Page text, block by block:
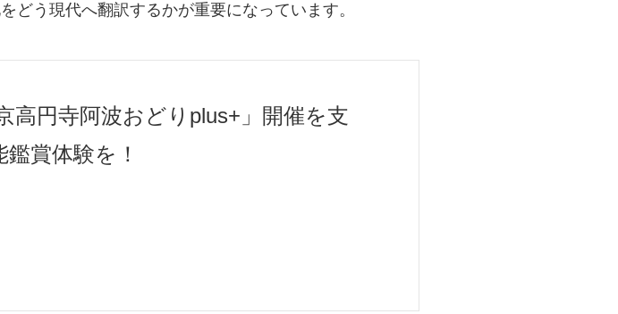
どう現代へ翻訳するかが重要になっています。
高円寺阿波おどりplus+」開催を支
賞体験を！